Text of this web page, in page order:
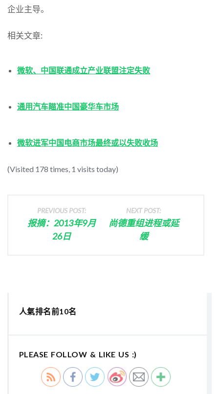
企业主导。
相关文章:
微软、中国联通成立产业联盟注定失败
通用汽车瞄准中国豪华车市场
微软进军中国电商市场最终或以失败收场
(Visited 178 times, 1 visits today)
PREVIOUS POST:
报摘：2013年9月
26日
NEXT POST:
尚德重组进程或延
缓
人氣排名前10名
PLEASE FOLLOW & LIKE US :)